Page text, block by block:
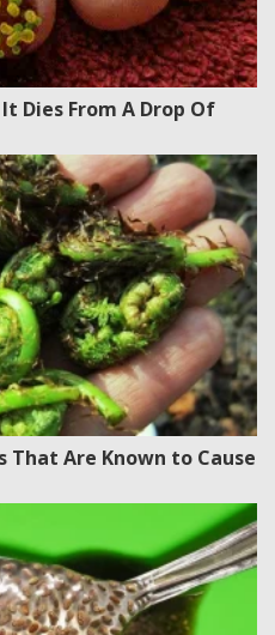
Dies From A Drop Of
That Are Known to Cause